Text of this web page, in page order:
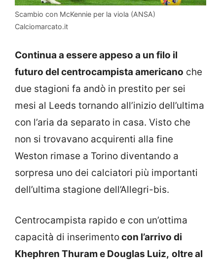
Scambio con McKennie per la viola (ANSA)
Calciomarcato.it
Continua a essere appeso a un filo il
futuro del centrocampista americano che
due stagioni fa andò in prestito per sei
mesi al Leeds tornando all’inizio dell’ultima
con l’aria da separato in casa. Visto che
non si trovavano acquirenti alla fine
Weston rimase a Torino diventando a
sorpresa uno dei calciatori più importanti
dell’ultima stagione dell’Allegri-bis.
Centrocampista rapido e con un’ottima
capacità di inserimentocon l’arrivo di
Khephren Thuram e Douglas Luiz, oltre al